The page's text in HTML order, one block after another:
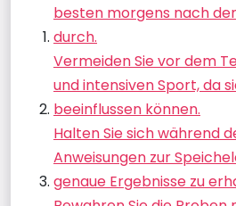
besten morgens nach
durch.
Vermeiden Sie vor dem
und intensiven Sport, da
beeinflussen können.
Halten Sie sich während
Anweisungen zur
genaue Ergebnisse zu